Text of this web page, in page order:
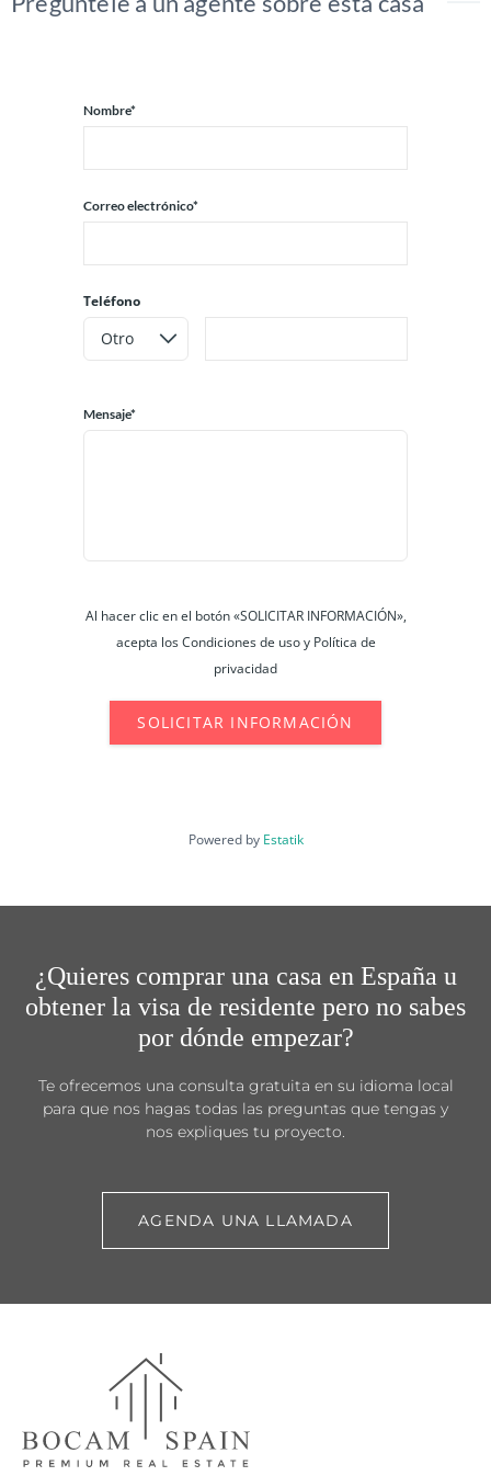
Nombre*
Correo electrónico*
Teléfono
Mensaje*
Al hacer clic en el botón «SOLICITAR INFORMACIÓN»,
acepta los Condiciones de uso y Política de
privacidad
SOLICITAR INFORMACIÓN
Powered by Estatik
¿Quieres comprar una casa en España u
obtener la visa de residente pero no sabes
por dónde empezar?
Te ofrecemos una consulta gratuita en su idioma local
para que nos hagas todas las preguntas que tengas y
nos expliques tu proyecto.
AGENDA UNA LLAMADA